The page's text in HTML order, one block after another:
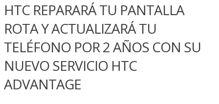
HTC REPARARÁ TU PANTALLA
ROTA Y ACTUALIZARÁ TU
TELÉFONO POR 2 AÑOS CON SU
NUEVO SERVICIO HTC
ADVANTAGE